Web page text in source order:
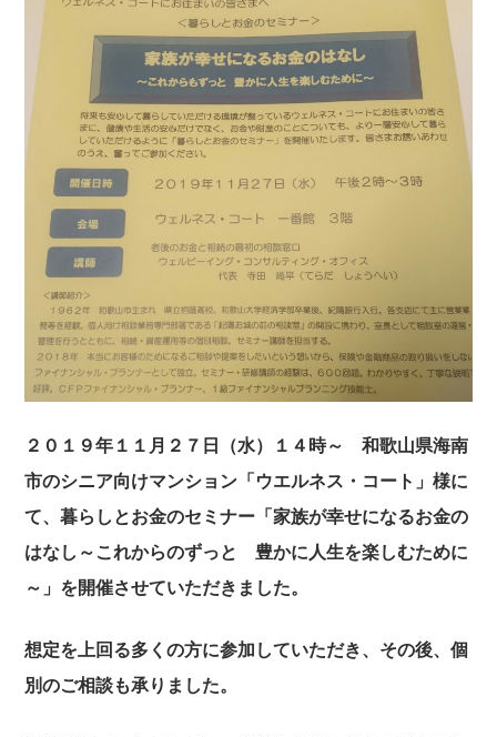
２０１９年１１月２７日（水）１４時～ 和歌山県海南
市のシニア向けマンション「ウエルネス・コート」様に
て、暮らしとお金のセミナー「家族が幸せになるお金の
はなし～これからのずっと 豊かに人生を楽しむために
～」を開催させていただきました。
想定を上回る多くの方に参加していただき、その後、個
別のご相談も承りました。